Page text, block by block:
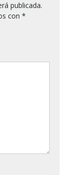
publicada.
con *